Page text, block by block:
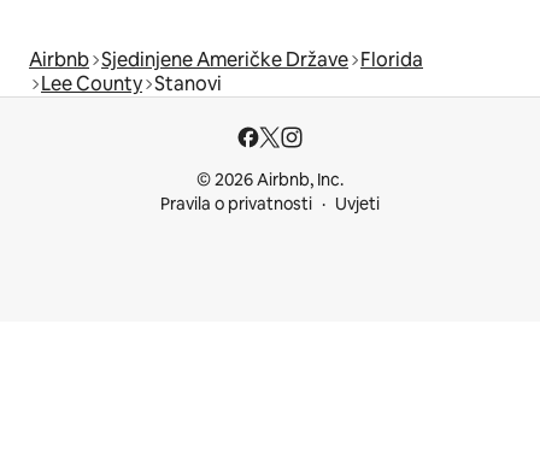
Airbnb Sjedinjene Američke Države Florida
Lee County Stanovi
© 2026 Airbnb, Inc.
Pravila o privatnosti
Uvjeti